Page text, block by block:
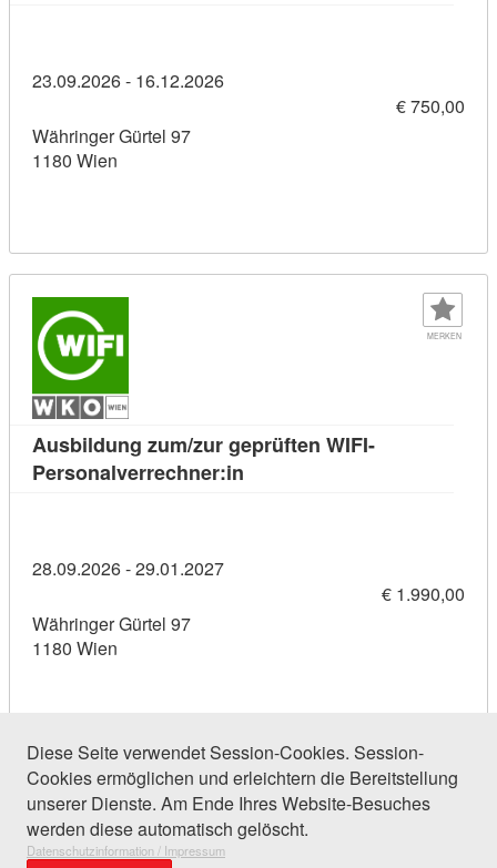
23.09.2026 - 16.12.2026
€ 750,00
Währinger Gürtel 97
1180 Wien
MERKEN
Ausbildung zum/zur geprüften WIFI-
Personalverrechner:in
28.09.2026 - 29.01.2027
€ 1.990,00
Währinger Gürtel 97
1180 Wien
93 Einträge gefunden (1 von 5)
Diese Seite verwendet Session-Cookies. Session-
Cookies ermöglichen und erleichtern die Bereitstellung
unserer Dienste. Am Ende Ihres Website-Besuches
werden diese automatisch gelöscht.
Datenschutzinformation / Impressum